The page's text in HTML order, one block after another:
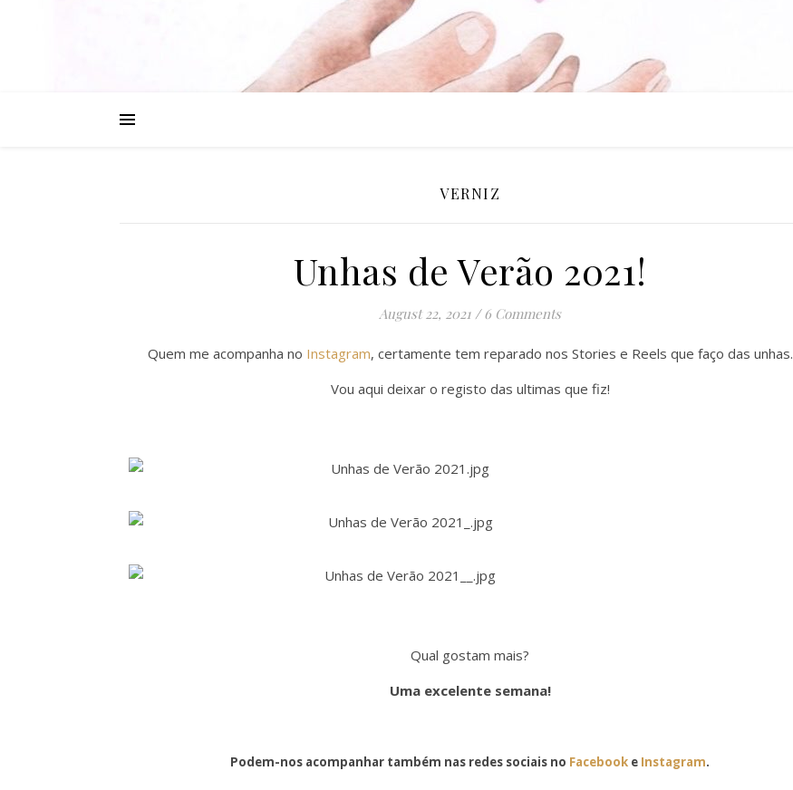
VERNIZ
Unhas de Verão 2021!
August 22, 2021 / 6 Comments
Quem me acompanha no Instagram, certamente tem reparado nos Stories e Reels que faço das unhas.
Vou aqui deixar o registo das ultimas que fiz!
Qual gostam mais?
Uma excelente semana!
Podem-nos acompanhar também nas redes sociais no Facebook e Instagram.